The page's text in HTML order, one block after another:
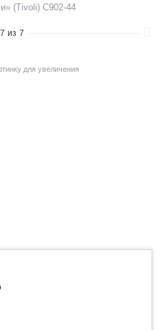
(Tivoli) С902-44
7 из 7
для увеличения